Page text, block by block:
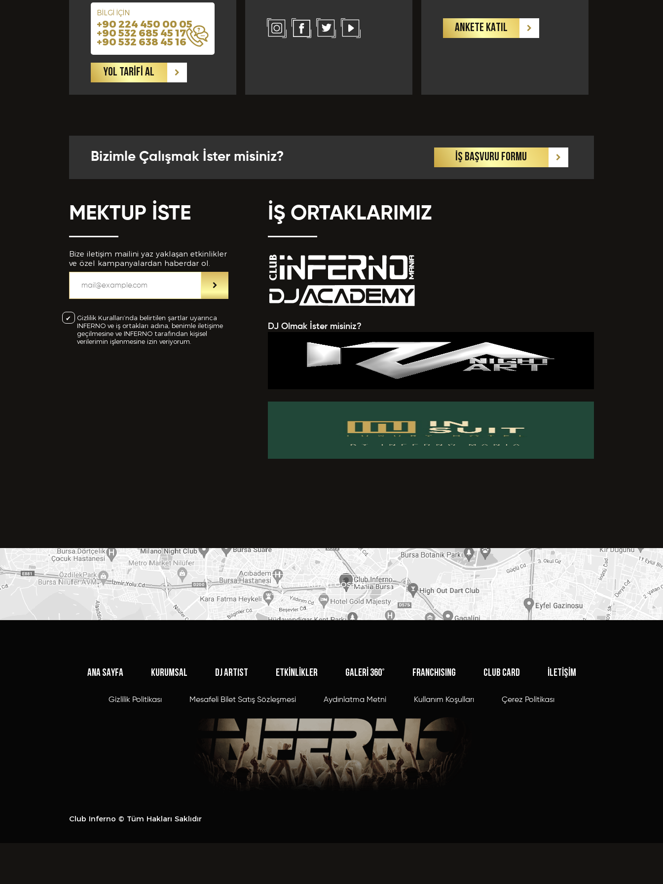
BİLGİ İÇİN
+90 224 450 00 05
+90 532 685 45 17
+90 532 638 45 16
YOL TARİFİ AL
ANKETE KATIL
Bizimle Çalışmak İster misiniz? İŞ BAŞVURU FORMU
MEKTUP İSTE
Bize iletişim mailini yaz yaklaşan etkinlikler
ve özel kampanyalardan haberdar ol.
Gizlilik Kuralları’nda belirtilen şartlar uyarınca
INFERNO ve iş ortakları adına, benimle iletişime
geçilmesine ve INFERNO tarafından kişisel
verilerimin işlenmesine izin veriyorum.
İŞ ORTAKLARIMIZ
DJ Olmak İster misiniz?
HARİTAYI GÖSTER
ANA SAYFA KURUMSAL DJ ARTIST ETKİNLİKLER GALERİ 360° FRANCHISING CLUB CARD İLETİŞİM
Gizlilik Politikası Mesafeli Bilet Satış Sözleşmesi Aydınlatma Metni Kullanım Koşulları Çerez Politikası
Club Inferno © Tüm Hakları Saklıdır
Yabancı Dil * Yabancı Dil Seviyesi *
Eklemek İstedikleriniz *
Bu Formda verilen bütün bilgilerin yanlışsız ve eksiksiz olarak tarafımdan
BAŞVURUMUGÖNDER
Bize Kaç Yıldız Verirdiniz?